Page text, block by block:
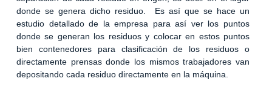
donde se genera dicho residuo. Es así que se hace un
estudio detallado de la empresa para así ver los puntos
donde se generan los residuos y colocar en estos puntos
bien contenedores para clasificación de los residuos o
directamente prensas donde los mismos trabajadores van
depositando cada residuo directamente en la máquina.